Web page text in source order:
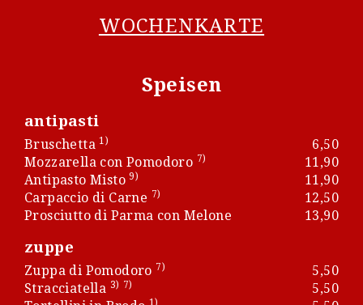
WOCHENKARTE
Speisen
antipasti
Bruschetta 1)
6,50
Mozzarella con Pomodoro 7)
11,90
Antipasto Misto9)
11,90
Carpaccio di Carne 7)
12,50
Prosciutto di Parma con Melone
13,90
zuppe
Zuppa di Pomodoro 7)
5,50
Stracciatella 3) 7)
5,50
1)